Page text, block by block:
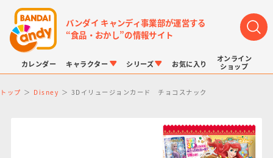
バンダイ キャンディ事業部が運営する
“食品・おかし”の情報サイト
カレンダー キャラクター シリーズ お気に入り
オンライン
ショップ
トップ Disney 3Dイリュージョンカード チョコスナック